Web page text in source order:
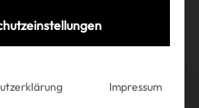
Impressum